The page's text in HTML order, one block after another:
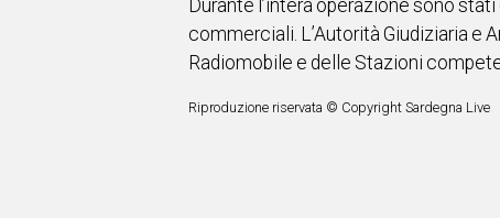
Durante l’intera operazione sono
commerciali. L’Autorità Giudiziaria e
Radiomobile e delle Stazioni
Riproduzione riservata © Copyright Sardegna Live